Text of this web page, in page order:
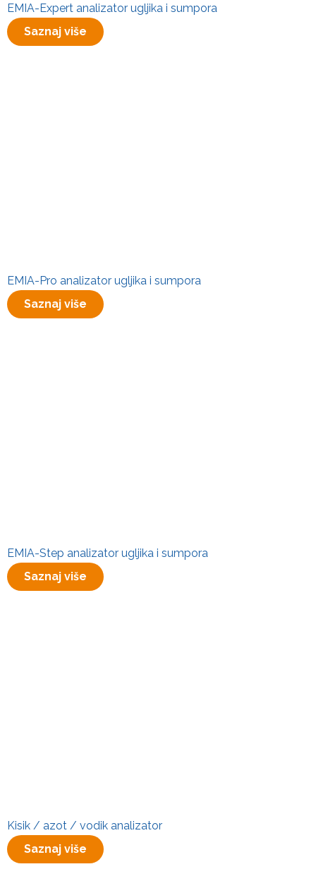
EMIA-Expert analizator ugljika i sumpora
Saznaj više
EMIA-Pro analizator ugljika i sumpora
Saznaj više
EMIA-Step analizator ugljika i sumpora
Saznaj više
Kisik / azot / vodik analizator
Saznaj više